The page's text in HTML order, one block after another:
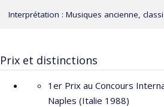
Chamber Music Competition (USA
nommé Chevalier de l'Ordre des Arts
Originaire de Douai dans les Hauts de
ans au Conservatoire National
Interprétation : Musiques ancienne,
Prix et distinctions
1er Prix au Concours
Naples (Italie 1988)